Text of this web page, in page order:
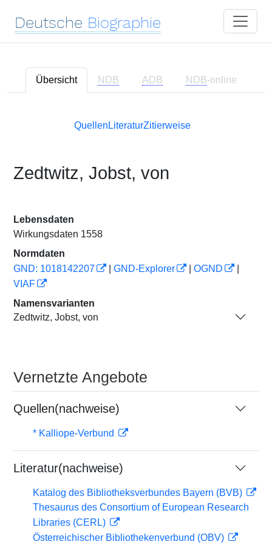
Deutsche Biographie
Übersicht NDB ADB NDB-online
Quellen LiteraturZitierweise
Zedtwitz, Jobst, von
Lebensdaten
Wirkungsdaten 1558
Normdaten
GND: 1018142207
GND-Explorer OGND
VIAF
Namensvarianten
Zedtwitz, Jobst, von
Vernetzte Angebote
Quellen(nachweise)
* Kalliope-Verbund
Literatur(nachweise)
Katalog des Bibliotheksverbundes Bayern (BVB)
Thesaurus des Consortium of European Research
Libraries (CERL)
Österreichischer Bibliothekenverbund (OBV)